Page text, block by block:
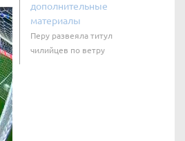
дополнительные
материалы
Перу развеяла титул
чилийцев по ветру